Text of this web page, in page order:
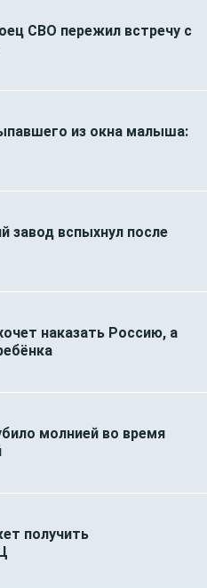
СВО пережил встречу с
из окна малыша:
вспыхнул после
наказать Россию, а
молнией во время
получить